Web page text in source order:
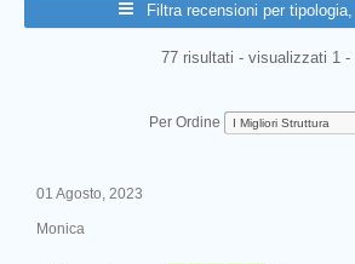
Filtra recensioni per
77 risultati - visualizzati 1 -
Per Ordine
01 Agosto, 2023
Monica